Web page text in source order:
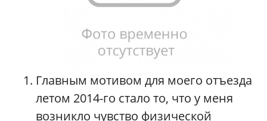
Главным мотивом для моего отъезда
летом 2014-го стало то, что у меня
возникло чувство физической